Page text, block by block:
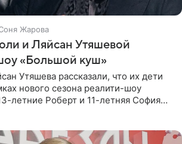
Жарова
и Ляйсан Утяшевой
«Большой куш»
Утяшева рассказали, что их дети
нового сезона реалити-шоу
летние Роберт и 11-летняя София